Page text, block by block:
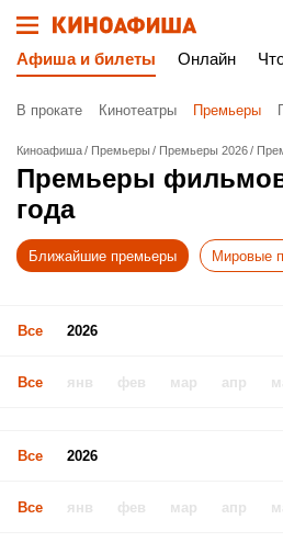
Афиша и билеты Онлайн
В прокате Кинотеатры Премьеры
Киноафиша Премьеры Премьеры 2026
Премьеры фильмов
года
Ближайшие премьеры Мировые
Все 2026
Все янв фев мар апр
Все 2026
Все янв фев мар апр